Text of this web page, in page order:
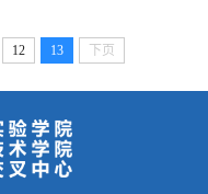
12 13 下页